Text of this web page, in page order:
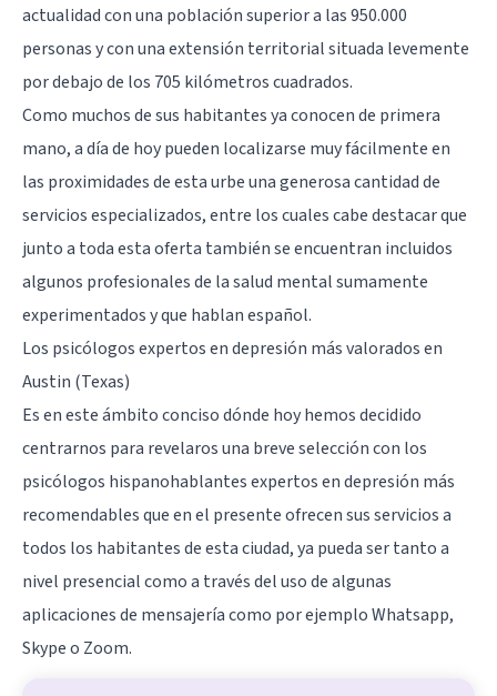
actualidad con una población superior a las 950.000
personas y con una extensión territorial situada levemente
por debajo de los 705 kilómetros cuadrados.
Como muchos de sus habitantes ya conocen de primera
mano, a día de hoy pueden localizarse muy fácilmente en
las proximidades de esta urbe una generosa cantidad de
servicios especializados, entre los cuales cabe destacar que
junto a toda esta oferta también se encuentran incluidos
algunos profesionales de la salud mental sumamente
experimentados y que hablan español.
Los psicólogos expertos en depresión más valorados en
Austin (Texas)
Es en este ámbito conciso dónde hoy hemos decidido
centrarnos para revelaros una breve selección con los
psicólogos hispanohablantes expertos en depresión más
recomendables que en el presente ofrecen sus servicios a
todos los habitantes de esta ciudad, ya pueda ser tanto a
nivel presencial como a través del uso de algunas
aplicaciones de mensajería como por ejemplo Whatsapp,
Skype o Zoom.